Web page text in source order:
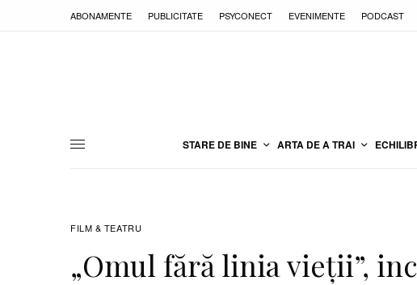
ABONAMENTE PUBLICITATE PSYCONECT EVENIMENTE PODCAST
STARE DE BINE ARTA DE A TRAI
FILM & TEATRU
„Omul fără linia vieții”,